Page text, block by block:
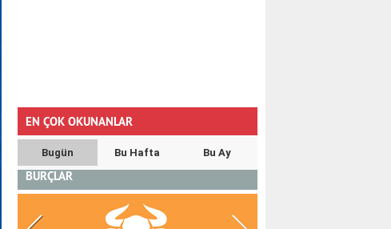
EN ÇOK OKUNANLAR
Bugün Bu Hafta Bu Ay
BURÇLAR